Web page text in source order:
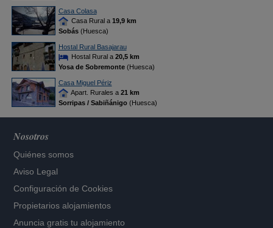
Casa Colasa
Casa Rural a 19,9 km
Sobás(Huesca)
Hostal Rural Basajarau
Hostal Rural a 20,5 km
Yosa de Sobremonte(Huesca)
Casa Miguel Périz
Apart. Rurales a 21 km
Sorripas / Sabiñánigo(Huesca)
Nosotros
Quiénes somos
Aviso Legal
Configuración de Cookies
Propietarios alojamientos
Anuncia gratis tu alojamiento